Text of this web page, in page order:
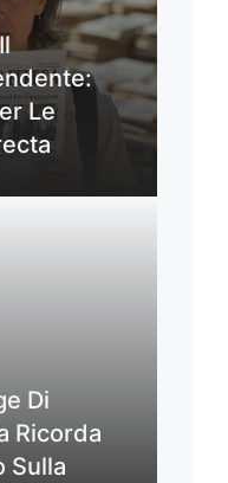
Le
Di
Ricorda
Sulla